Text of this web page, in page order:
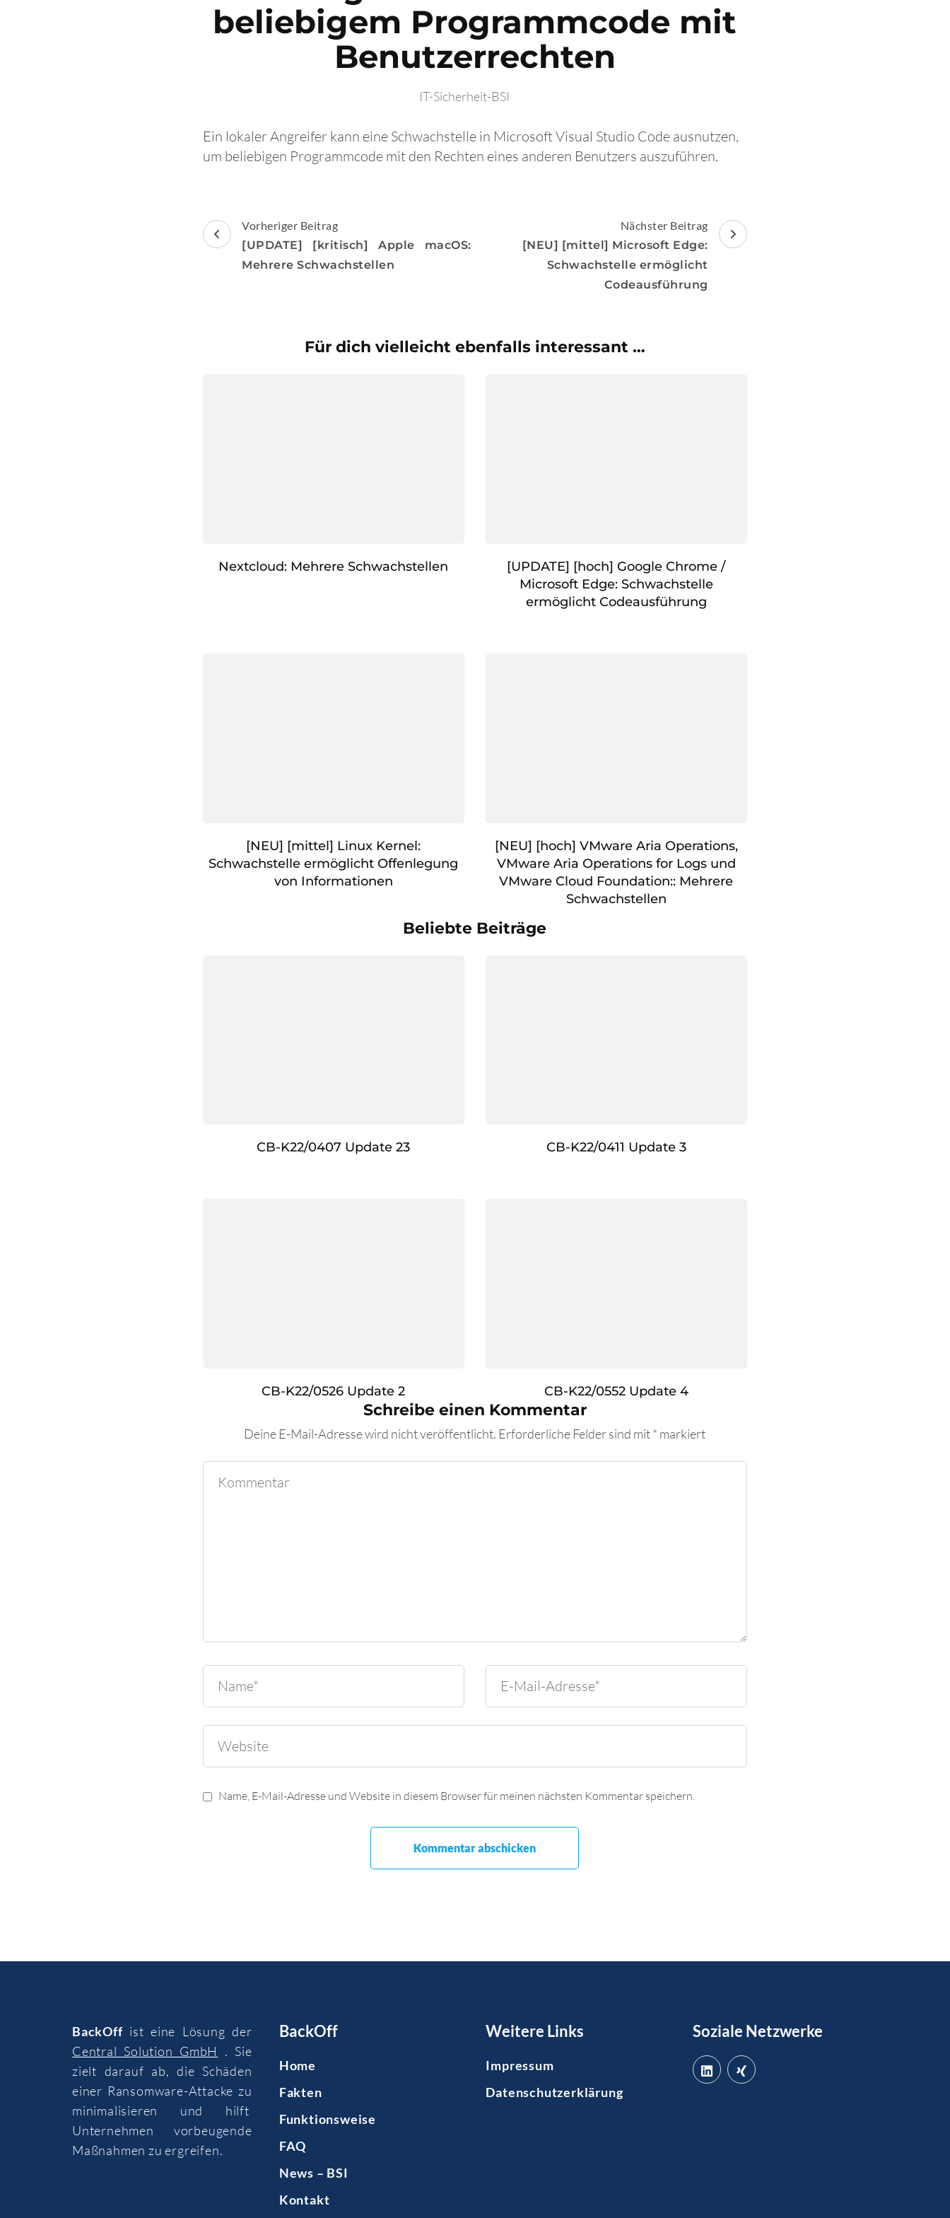
beliebigem Programmcode mit
Benutzerrechten
IT-Sicherheit-BSI
Ein lokaler Angreifer kann eine Schwachstelle in Microsoft Visual Studio Code ausnutzen,
um beliebigen Programmcode mit den Rechten eines anderen Benutzers auszuführen.
Beitragsnavigation
Vorheriger Beitrag
[UPDATE] [kritisch] Apple macOS:
Mehrere Schwachstellen
Nächster Beitrag
[NEU] [mittel] Microsoft Edge:
Schwachstelle ermöglicht
Codeausführung
Für dich vielleicht ebenfalls interessant …
Nextcloud: Mehrere Schwachstellen
[UPDATE] [hoch] Google Chrome /
Microsoft Edge: Schwachstelle
ermöglicht Codeausführung
[NEU] [mittel] Linux Kernel:
Schwachstelle ermöglicht Offenlegung
von Informationen
[NEU] [hoch] VMware Aria Operations,
VMware Aria Operations for Logs und
VMware Cloud Foundation:: Mehrere
Schwachstellen
Beliebte Beiträge
CB-K22/0407 Update 23 CB-K22/0411 Update 3
CB-K22/0526 Update 2 CB-K22/0552 Update 4
Schreibe einen Kommentar
Deine E-Mail-Adresse wird nicht veröffentlicht. Erforderliche Felder sind mit* markiert
Name, E-Mail-Adresse und Website in diesem Browser für meinen nächsten Kommentar speichern.
BackOffist eine Lösung der
Central Solution GmbH
. Sie
zielt darauf ab, die Schäden
einer Ransomware-Attacke zu
minimalisieren und hilft
Unternehmen vorbeugende
Maßnahmen zu ergreifen.
BackOff
Home
Fakten
Funktionsweise
FAQ
News – BSI
Kontakt
Weitere Links
Impressum
Datenschutzerklärung
Soziale Netzwerke